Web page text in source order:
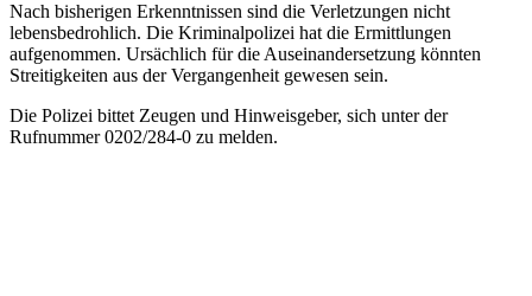
Nach bisherigen Erkenntnissen sind die Verletzungen nicht
lebensbedrohlich. Die Kriminalpolizei hat die Ermittlungen
aufgenommen. Ursächlich für die Auseinandersetzung könnten
Streitigkeiten aus der Vergangenheit gewesen sein.
Die Polizei bittet Zeugen und Hinweisgeber, sich unter der
Rufnummer 0202/284-0 zu melden.